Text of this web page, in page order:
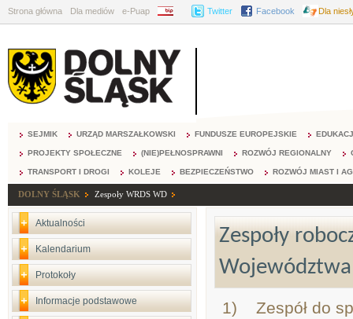
Strona główna Dla mediów e-Puap BIP Twitter Facebook Dla
SEJMIK URZĄD MARSZAŁKOWSKI FUNDUSZE EUROPEJSKIE
PROJEKTY SPOŁECZNE (NIE)PEŁNOSPRAWNI ROZWÓJ REGIONALNY
TRANSPORT I DROGI KOLEJE BEZPIECZEŃSTWO ROZWÓJ MIAST I
DOLNY ŚLĄSK Zespoły WRDS WD
Aktualności
Kalendarium
Protokoły
Informacje podstawowe
Zespoły
1) Zespół do